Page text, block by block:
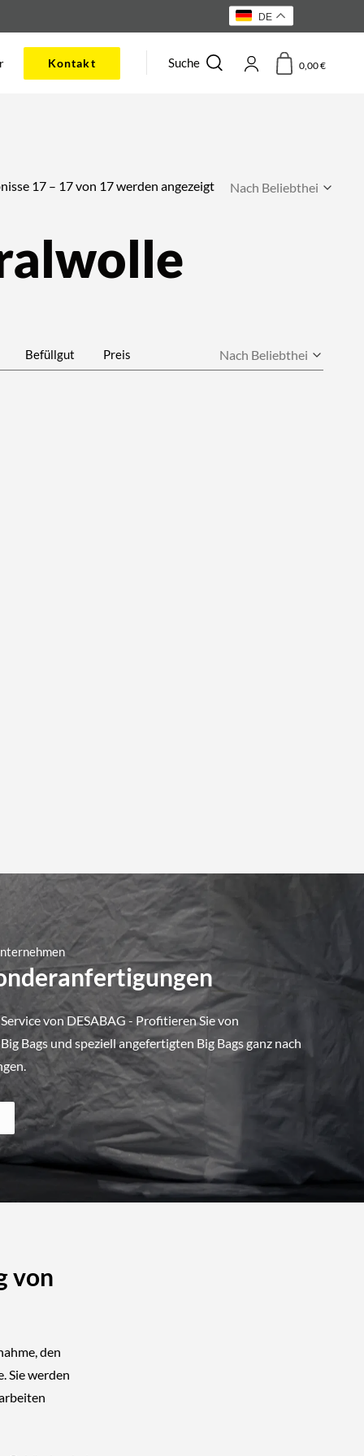
DE
Kontakt Suche 0,00€
17 – 17 von 17 werden angezeigtNach
Befüllgut Preis
von DESABAG - Profitieren Sie von
Bags und speziell angefertigten Big Bags ganz nach
von
den
. Sie werden